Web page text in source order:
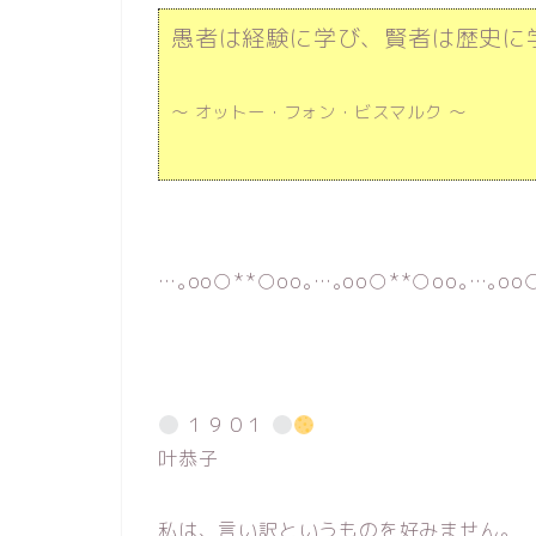
愚者は経験に学び、賢者は歴史に
～ オットー・フォン・ビスマルク ～
…｡oо○**○оo｡…｡oо○**○оo｡…｡
１９０１
叶恭子
私は、言い訳というものを好みません。